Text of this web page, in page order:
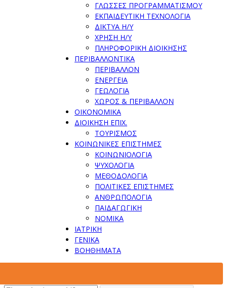
ΓΛΩΣΣΕΣ ΠΡΟΓΡΑΜΜΑΤΙΣΜΟΥ
ΕΚΠΑΙΔΕΥΤΙΚΗ ΤΕΧΝΟΛΟΓΙΑ
ΔΙΚΤΥΑ Η/Υ
ΧΡΗΣΗ Η/Υ
ΠΛΗΡΟΦΟΡΙΚΗ ΔΙΟΙΚΗΣΗΣ
ΠΕΡΙΒΑΛΛΟΝΤΙΚΑ
ΠΕΡΙΒΑΛΛΟΝ
ΕΝΕΡΓΕΙΑ
ΓΕΩΛOΓΙΑ
ΧΩΡΟΣ & ΠΕΡΙΒΑΛΛΟΝ
ΟΙΚΟΝΟΜΙΚΑ
ΔΙΟΙΚΗΣΗ ΕΠΙΧ.
ΤΟΥΡΙΣΜΟΣ
ΚΟΙΝΩΝΙΚΕΣ ΕΠΙΣΤΗΜΕΣ
ΚΟΙΝΩΝΙΟΛΟΓΙΑ
ΨΥΧΟΛΟΓΙΑ
ΜΕΘΟΔΟΛΟΓΙΑ
ΠΟΛΙΤΙΚΕΣ ΕΠΙΣΤΗΜΕΣ
ΑΝΘΡΩΠΟΛΟΓΙΑ
ΠΑΙΔΑΓΩΓΙΚΗ
ΝΟΜΙΚΑ
ΙΑΤΡΙΚΗ
ΓΕΝΙΚΑ
ΒΟΗΘΗΜΑΤΑ